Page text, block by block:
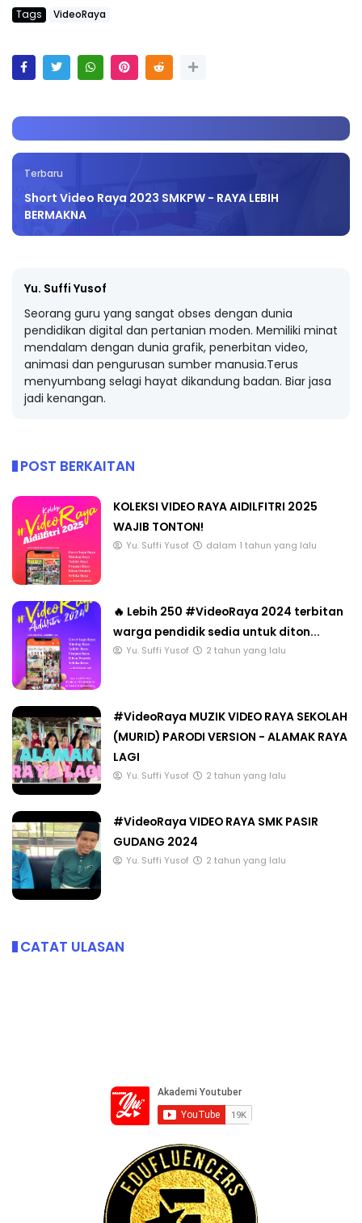
Tags VideoRaya
Terbaru
Short Video Raya 2023 SMKPW - RAYA LEBIH
BERMAKNA
Yu. Suffi Yusof
Seorang guru yang sangat obses dengan dunia
pendidikan digital dan pertanian moden. Memiliki minat
mendalam dengan dunia grafik, penerbitan video,
animasi dan pengurusan sumber manusia.Terus
menyumbang selagi hayat dikandung badan. Biar jasa
jadi kenangan.
POST BERKAITAN
KOLEKSI VIDEO RAYA AIDILFITRI 2025
WAJIB TONTON!
Yu. Suffi Yusof dalam 1 tahun yang lalu
🔥 Lebih 250 #VideoRaya 2024 terbitan
warga pendidik sedia untuk diton...
Yu. Suffi Yusof 2 tahun yang lalu
#VideoRaya MUZIK VIDEO RAYA SEKOLAH
(MURID) PARODI VERSION - ALAMAK RAYA
LAGI
Yu. Suffi Yusof 2 tahun yang lalu
#VideoRaya VIDEO RAYA SMK PASIR
GUDANG 2024
Yu. Suffi Yusof 2 tahun yang lalu
CATAT ULASAN